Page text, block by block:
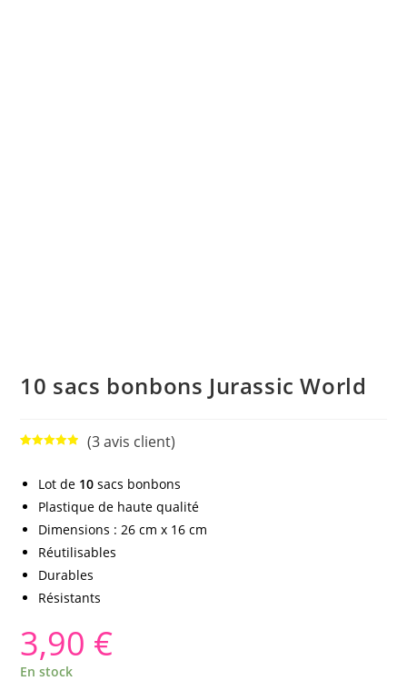
10 sacs bonbons Jurassic World
basé sur
notations
client
(3avis client)
Lot de 10 sacs bonbons
Plastique de haute qualité
Dimensions : 26 cm x 16 cm
Réutilisables
Durables
Résistants
3,90 €
En stock